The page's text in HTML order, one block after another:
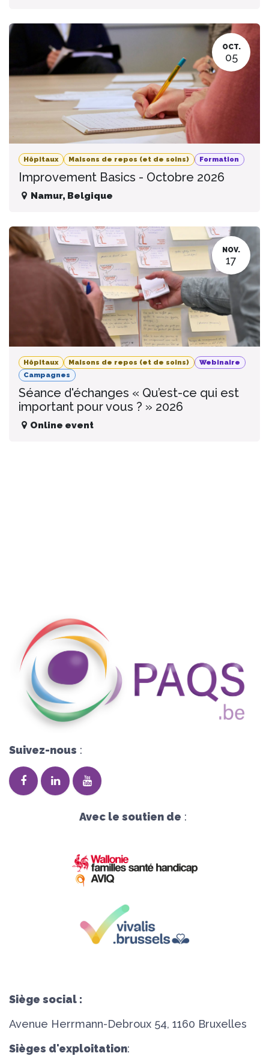
OCT.
05
Hôpitaux Maisons de repos (et de soins) Formation
Improvement Basics - Octobre 2026
Namur, Belgique
NOV.
17
Hôpitaux Maisons de repos (et de soins)
Webinaire
Campagnes
Séance d'échanges « Qu’est-ce qui est
important pour vous ? » 2026
Online event
Suivez-nous :
Avec le soutien de :
Siège social :
Avenue Herrmann-Debroux 54, 1160 Bruxelles
Sièges d'exploitation: